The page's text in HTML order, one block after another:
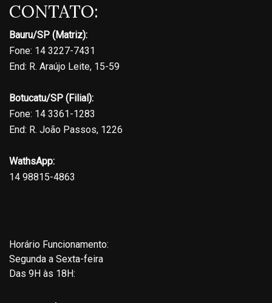
CONTATO:
Bauru/SP (Matriz):
Fone: 14 3227-7431
End: R. Araújo Leite, 15-59
Botucatu/SP (Filial):
Fone: 14 3361-1283
End: R. João Passos, 1226
WathsApp:
14 98815-4863
Horário Funcionamento:
Segunda a Sexta-feira
Das 9H às 18H: